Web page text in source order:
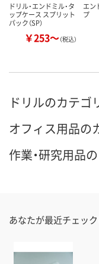
ドリル・エンドミル・タ
ップケース スプリット
パック（SP）
￥253～（税込）
エン
プ
ドリルのカテゴ
オフィス用品の
作業・研究用品
あなたが最近チェッ